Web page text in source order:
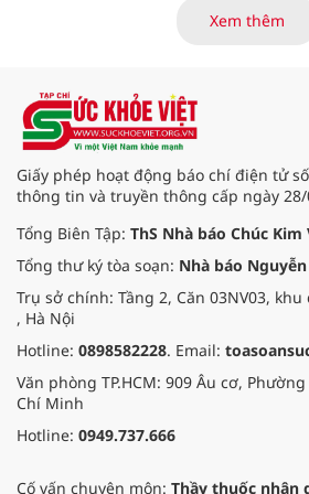
là những
báo cáo tại
Xem thêm
Giấy phép hoạt động báo chí điện tử số
thông tin và truyền thông cấp ngày 28/
Tổng Biên Tập: ThS Nhà báo Chúc Kim
Tổng thư ký tòa soạn: Nhà báo
Trụ sở chính: Tầng 2, Căn 03NV03,
, Hà Nội
Hotline: 0898582228. Email:
Văn phòng TP.HCM: 909 Âu cơ,
Chí Minh
Hotline: 0949.737.666
Cố vấn chuyên môn: Thầy thuốc nhân